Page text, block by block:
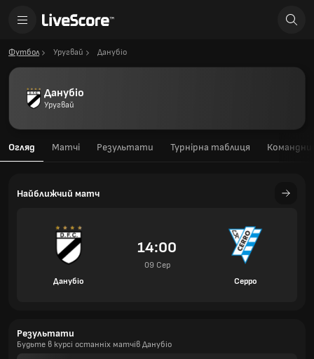
Футбол Уругвай Данубіо
Данубіо
Уругвай
Огляд Матчі Результати Турнірна таблиця
Найближчий матч
Данубіо
14:00
09 Сер
Серро
Результати
Будьте в курсі останніх матчів Данубіо